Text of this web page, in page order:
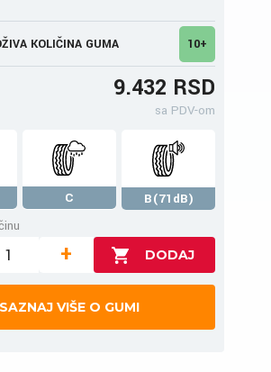
KOLIČINA GUMA 10+
9.432 RSD
sa PDV-om
C
B(71dB)
+
SAZNAJ VIŠE O GUMI